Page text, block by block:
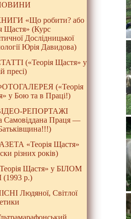
«Що робити? або
Щастя» (Курс
Дослідницької
Юрія Давидова)
(«Теорія Щастя» у
пресі)
(«Теорія
у Бою та в Праці!)
РЕПОРТАЖІ
Самовіддана Праця —
«Теорія Щастя»
різних років)
Щастя» у БІЛОМ
р.)
Людяної, Світлої